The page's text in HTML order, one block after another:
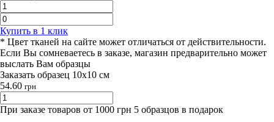
Купить в 1 клик
* Цвет тканей на сайте может отличаться от действительности.
Если Вы сомневаетесь в заказе, магазин предварительно может
выслать Вам образцы
Заказать образец 10х10 см
54.60 грн
При заказе товаров от 1000 грн 5 образцов в подарок